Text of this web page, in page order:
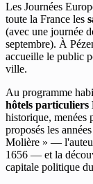
Les Journées
toute la France les
(avec une journée
septembre). À
accueille le public
ville.
Au programme
hôtels particuliers
historique, menées
proposés les
Molière » —
1656 — et la
capitale politique